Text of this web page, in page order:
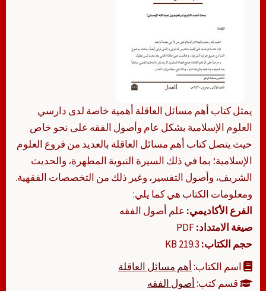
يمثل كتاب أهم مسائل العاقلة أهمية خاصة لدى دارسي
العلوم الإسلامية بشكل عام وأصول الفقه على نحو خاص
حيث يتصل كتاب أهم مسائل العاقلة بالعديد من فروع العلوم
الإسلامية؛ بما في ذلك السيرة النبوية المطهرة، والحديث
الشريف، وأصول التفسير، وغير ذلك من التخصصات الفقهية.
ومعلومات الكتاب هي كما يلي:
الفرع الأكاديمي: علم أصول الفقه
صيغة الامتداد:
حجم الكتاب:
اسم الكتاب:أهم مسائل العاقلة
قسم كتب:أصول الفقه